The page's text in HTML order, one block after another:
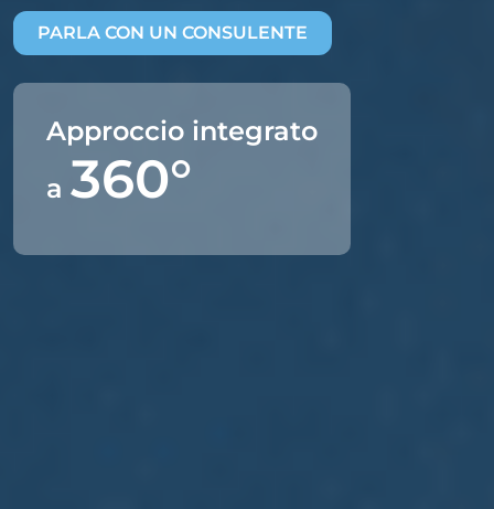
PARLA CON UN CONSULENTE
Approccio integrato
a 360°